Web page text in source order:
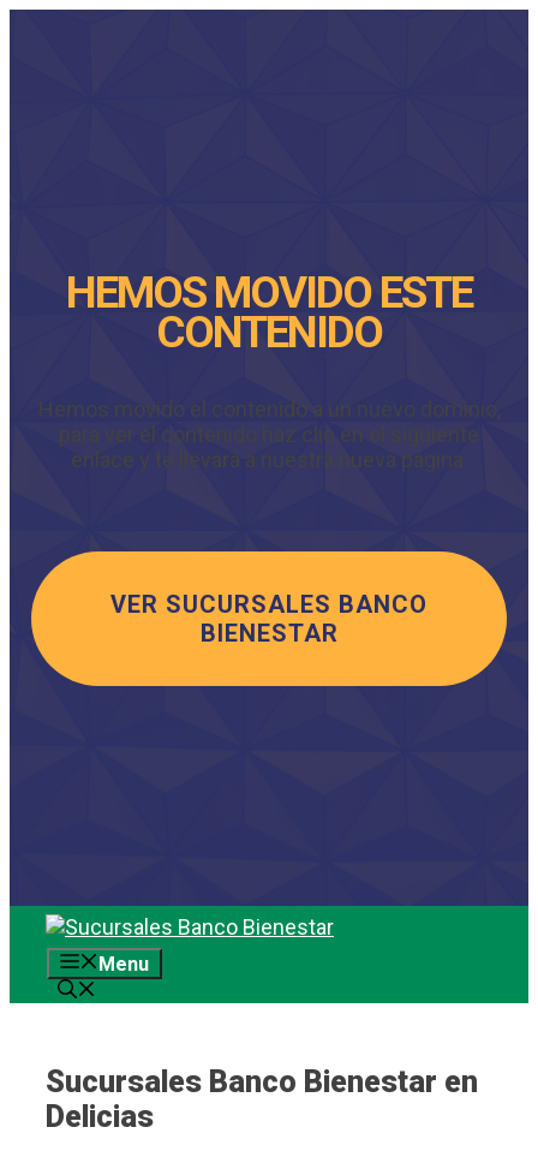
HEMOS MOVIDO ESTE
CONTENIDO
Hemos movido el contenido a un nuevo dominio,
para ver el contenido haz clic en el siguiente
enlace y te llevará a nuestra nueva página.
VER SUCURSALES BANCO
BIENESTAR
Saltar
contenidoMenu
Sucursales Banco Bienestar en
Delicias